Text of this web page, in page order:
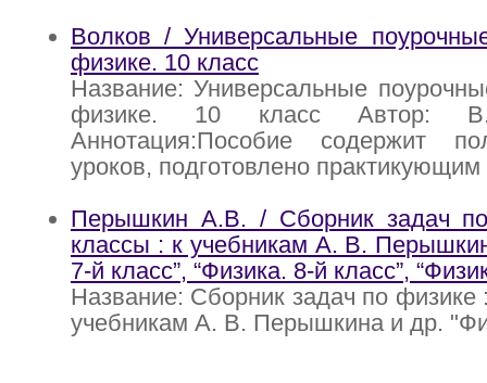
Волков / Универсальные
физике. 10 класс
Название: Универсальные
физике. 10 класс Автор:
Аннотация:Пособие содержит
уроков, подготовлено практикующим
Перышкин А.В. / Сборник задач
классы : к учебникам А. В.
7-й класс”, “Физика. 8-й класс”,
Название: Сборник задач по физике
учебникам А. В. Перышкина и др.